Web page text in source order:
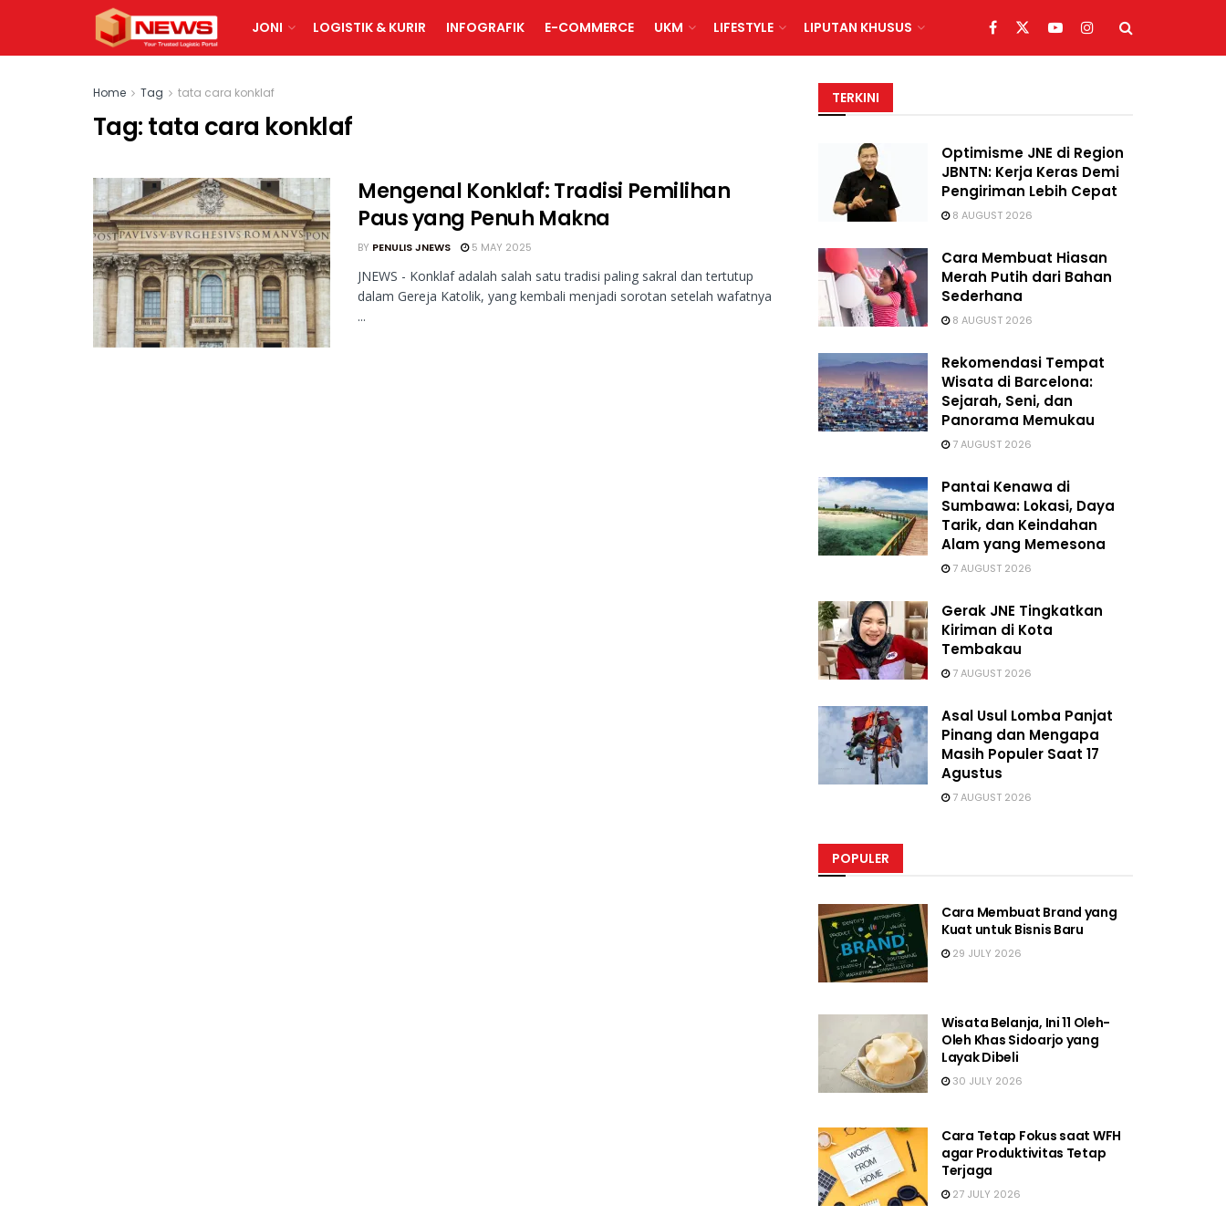
JONI LOGISTIK & KURIR INFOGRAFIK E-COMMERCE UKM LIFESTYLE LIPUTAN KHUSUS
Home Tag tata cara konklaf
Tag:tata cara konklaf
Mengenal Konklaf: Tradisi Pemilihan
Paus yang Penuh Makna
BY PENULIS JNEWS 5 MAY 2025
JNEWS - Konklaf adalah salah satu tradisi paling sakral dan tertutup
dalam Gereja Katolik, yang kembali menjadi sorotan setelah wafatnya
...
TERKINI
Optimisme JNE di Region
JBNTN: Kerja Keras Demi
Pengiriman Lebih Cepat
8 AUGUST 2026
Cara Membuat Hiasan
Merah Putih dari Bahan
Sederhana
8 AUGUST 2026
Rekomendasi Tempat
Wisata di Barcelona:
Sejarah, Seni, dan
Panorama Memukau
7 AUGUST 2026
Pantai Kenawa di
Sumbawa: Lokasi, Daya
Tarik, dan Keindahan
Alam yang Memesona
7 AUGUST 2026
Gerak JNE Tingkatkan
Kiriman di Kota
Tembakau
7 AUGUST 2026
Asal Usul Lomba Panjat
Pinang dan Mengapa
Masih Populer Saat 17
Agustus
7 AUGUST 2026
POPULER
Cara Membuat Brand yang
Kuat untuk Bisnis Baru
29 JULY 2026
Wisata Belanja, Ini 11 Oleh-
Oleh Khas Sidoarjo yang
Layak Dibeli
30 JULY 2026
Cara Tetap Fokus saat WFH
agar Produktivitas Tetap
Terjaga
27 JULY 2026